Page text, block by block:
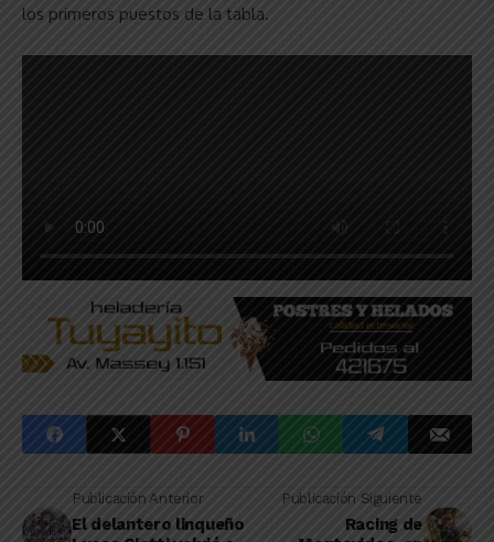
los primeros puestos de la tabla.
Publicación Anterior
El delantero linqueño
Publicación Siguiente
Racing de